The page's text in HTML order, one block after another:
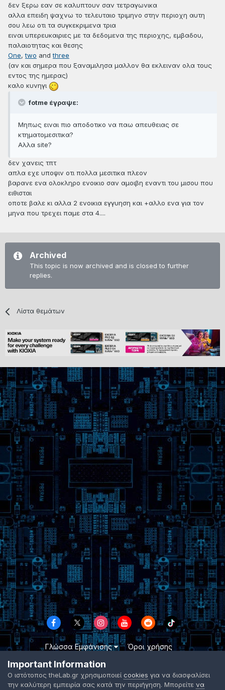
δεν ξερω εαν σε καλυπτουν σαν τετραγωνικα
αλλα επειδη ψαχνω το τελευταιο τριμηνο στην περιοχη αυτη
σου λεω οτι τα συγκεκριμενα τρια
ειναι υπερευκαιριες με τα δεδομενα της περιοχης, εμβαδου,
παλαιοτητας και θεσης
Οne,two andthree
(αν και σημερα που ξαναμιλησα μαλλον θα εκλειναν ολα τους
εντος της ημερας)
καλο κυνηγι
fotme έγραψε:
Μηπως ειναι πιο αποδοτικο να παω απευθειας σε
κτηματομεσιτικα?
Αλλα site?
δεν χανεις τπτ
απλα εχε υποψιν οτι πολλα μεσιτικα πλεον
βαρανε ενα ολοκληρο ενοικιο σαν αμοιβη εναντι του μισου που
ειθισται
οποτε βαλε κι αλλα 2 ενοικια εγγυηση και +αλλο ενα για τον
μηνα που τρεχει παμε στα 4....
Archived
This topic is now archived and is closed to further
replies.
Λίστα θεμάτων
Γλώσσα Εμφάνισης
Όροι χρήσης
TheLab.gr 2003 -
Powered by Invision Community
Important Information
Ο ιστότοπος theLab.gr χρησιμοποιεί cookies για να διασφαλίσει
την καλύτερη εμπειρία σας κατά την περιήγηση. Μπορείτε να